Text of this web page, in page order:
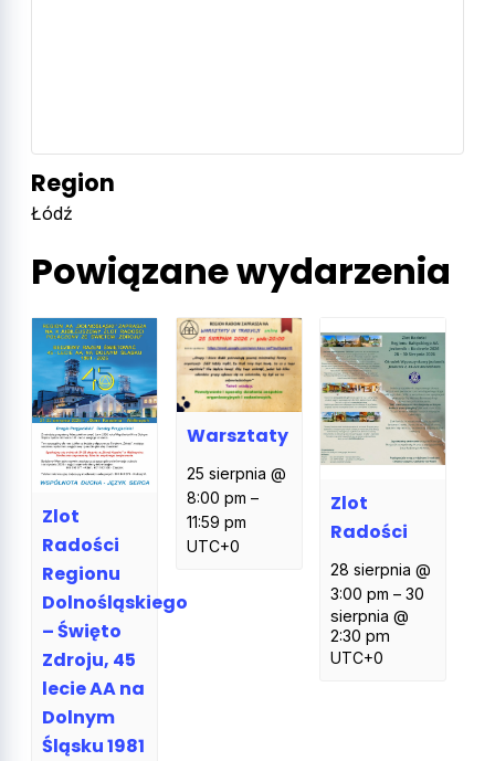
Region
Łódź
Powiązane wydarzenia
Zlot
Radości
Regionu
Dolnośląskiego
– Święto
Zdroju, 45
lecie AA na
Dolnym
Śląsku 1981
Warsztaty
25 sierpnia @
8:00 pm –
11:59 pm
UTC+0
Zlot
Radości
28 sierpnia @
3:00 pm –30
sierpnia @
2:30 pm
UTC+0